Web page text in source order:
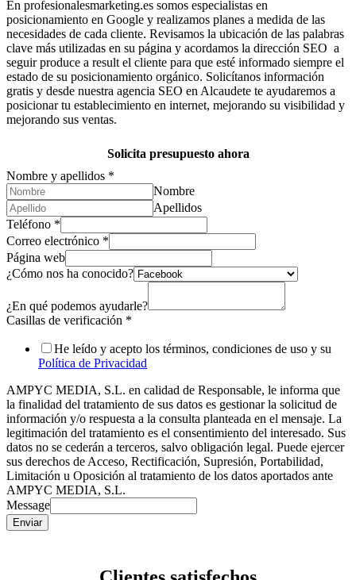
En profesionalesmarketing.es somos especialistas en
posicionamiento en Google y realizamos planes a medida de las
necesidades de cada cliente. Revisamos la ubicación de las palabras
clave más utilizadas en su página y acordamos la dirección SEO a
seguir produce a result el cliente para que esté informado siempre el
estado de su posicionamiento orgánico. Solicítanos información
gratis y desde nuestra agencia SEO en Alcaudete te ayudaremos a
posicionar tu establecimiento en internet, mejorando su visibilidad y
mejorando sus ventas.
Solicita presupuesto ahora
Nombre y apellidos *
Nombre
Apellidos
Teléfono *
Correo electrónico *
Página web
¿Cómo nos ha conocido?
¿En qué podemos ayudarle?
Casillas de verificación *
He leído y acepto los términos, condiciones de uso y su
Política de Privacidad
AMPYC MEDIA, S.L. en calidad de Responsable, le informa que
la finalidad del tratamiento de sus datos es gestionar la solicitud de
información y/o respuesta a la consulta planteada en el mensaje. La
legitimación del tratamiento es el consentimiento del interesado. Sus
datos no se cederán a terceros, salvo obligación legal. Puede ejercer
sus derechos de Acceso, Rectificación, Supresión, Portabilidad,
Limitación u Oposición al tratamiento de los datos aportados ante
AMPYC MEDIA, S.L.
Message
Enviar